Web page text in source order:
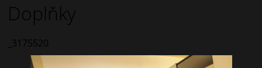
Doplňky
_3175520